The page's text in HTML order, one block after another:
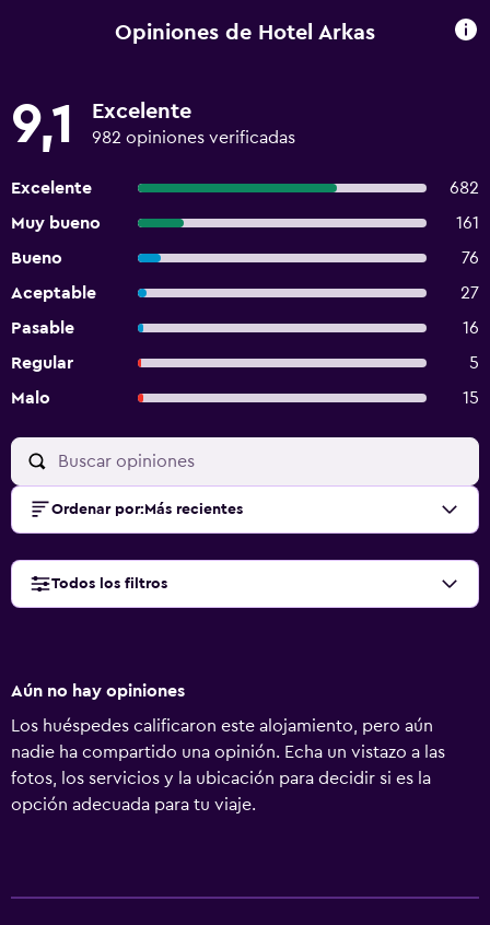
Opiniones de Hotel Arkas
9,1 Excelente
982 opiniones verificadas
Excelente
682
Muy bueno
161
Bueno
76
Aceptable
27
Pasable
16
Regular
5
Malo
15
Ordenar por: Más recientes
Todos los filtros
Aún no hay opiniones
Los huéspedes calificaron este alojamiento, pero aún
nadie ha compartido una opinión. Echa un vistazo a las
fotos, los servicios y la ubicación para decidir si es la
opción adecuada para tu viaje.